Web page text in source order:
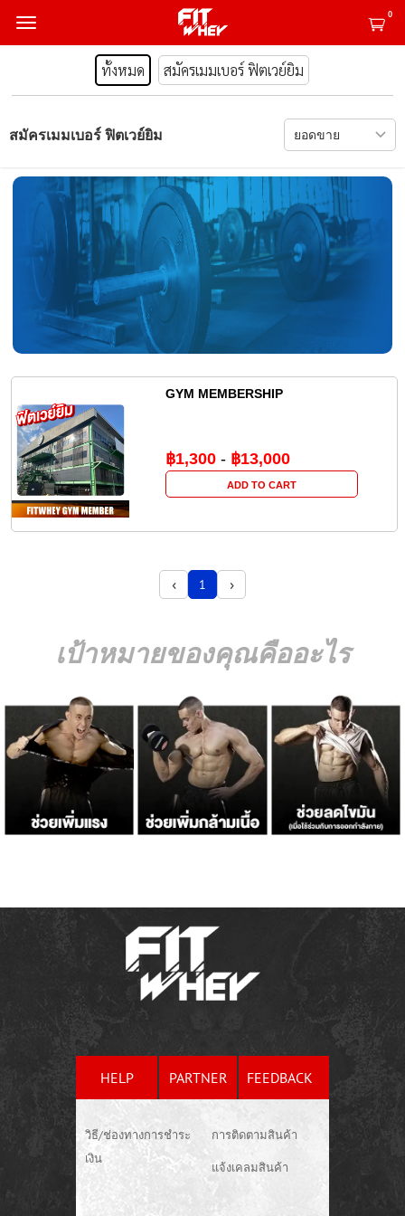
0
ทั้งหมด สมัครเมมเบอร์ ฟิตเวย์ยิม
สมัครเมมเบอร์ ฟิตเวย์ยิม
GYM MEMBERSHIP
฿1,300- ฿13,000
ADD TO CART
‹ 1 ›
เป้าหมายของคุณคืออะไร
HELP PARTNER FEEDBACK
วิธี/ช่องทางการชำระ
เงิน
การติดตามสินค้า
แจ้งเคลมสินค้า